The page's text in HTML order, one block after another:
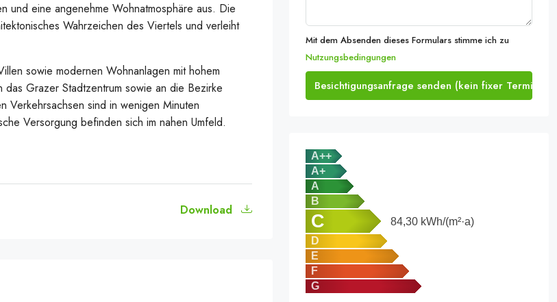
und eine angenehme Wohnatmosphäre aus. Die
Wahrzeichen des Viertels und verleiht
sowie modernen Wohnanlagen mit hohem
Grazer Stadtzentrum sowie an die Bezirke
Verkehrsachsen sind in wenigen Minuten
Versorgung befinden sich im nahen Umfeld.
Download
Mit dem Absenden dieses Formulars stimme ich zu
Nutzungsbedingungen
Besichtigungsanfrage senden (kein fixer Termin)
A++
A+
A
B
C 84,30 kWh/(m²·a)
D
E
F
G